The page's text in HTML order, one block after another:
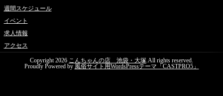
週間スケジュール
イベント
求人情報
アクセス
Copyright 2026 こんちゃんの店 池袋・大塚 .All rights reserved.
Proudly Powered by 風俗サイト用WordsPressテーマ「CASTPRO5」